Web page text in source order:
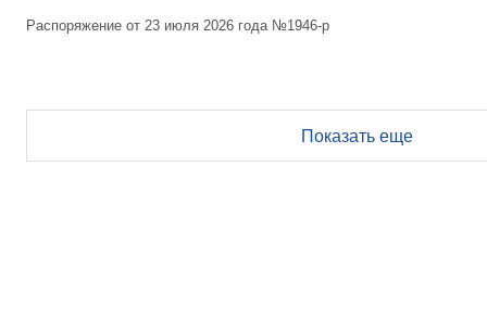
Распоряжение от 23 июля 2026 года №1946-р
Показать еще